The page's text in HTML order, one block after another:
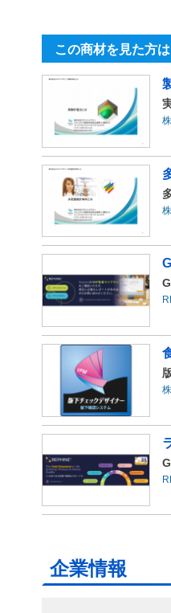
この商材を見た方
企業情報